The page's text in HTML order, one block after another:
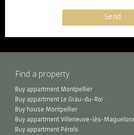
Find a property
Buy appartment Montpellier
Buy appartment Le Grau-du-Roi
Buy house Montpellier
Buy appartment Villeneuve-lès-
Buy appartment Pérols